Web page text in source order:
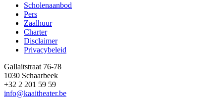
Footer
Scholenaanbod
Pers
Zaalhuur
Charter
Disclaimer
Privacybeleid
Gallaitstraat 76-78
1030 Schaarbeek
+32 2 201 59 59
info@kaaitheater.be